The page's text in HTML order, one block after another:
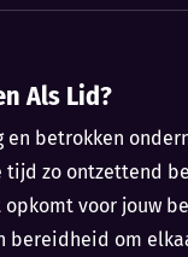
Als Lid?
en betrokken
tijd zo ontzettend
voor jouw
bereidheid om